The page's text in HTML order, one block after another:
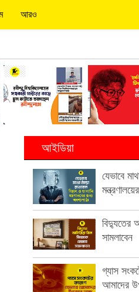
আরও
আইডিয়া
যেভাবে
বিদ্যুতের
সামলাবেন
গ্যাস
আমাদের